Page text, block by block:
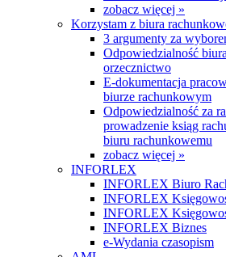
zobacz więcej »
Korzystam z biura
3 argumenty za
Odpowiedzialność
orzecznictwo
E-dokumentacja
biurze rachunkowym
Odpowiedzialność za
prowadzenie ksiąg
biuru rachunkowemu
zobacz więcej »
INFORLEX
INFORLEX Biuro
INFORLEX
INFORLEX
INFORLEX Biznes
e-Wydania czasopism